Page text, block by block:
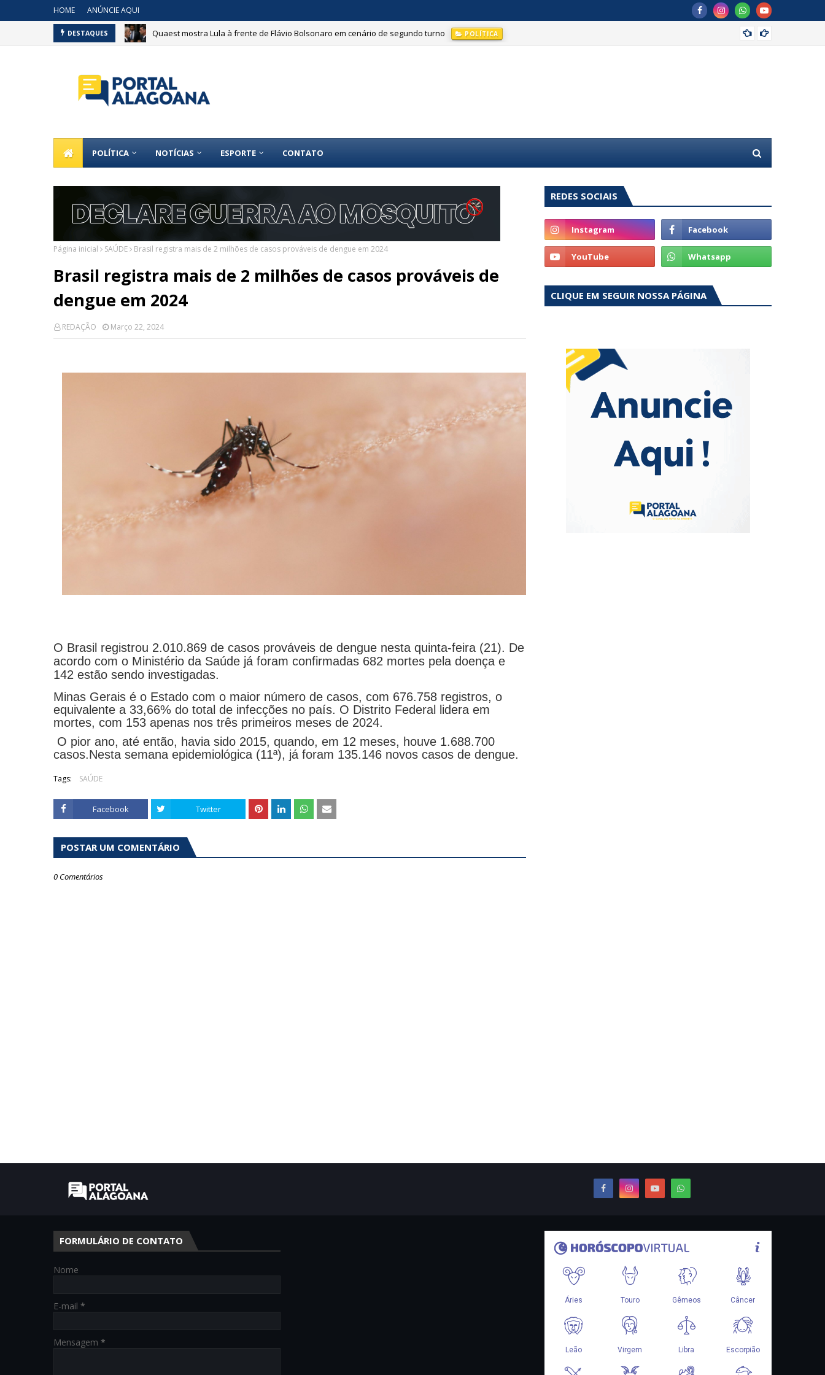
HOME ANÚNCIE AQUI
DESTAQUES Bebê morre após nascer na recepção do Hospital da Cidade; família denuncia negligência
POLÍTICA NOTÍCIAS ESPORTE CONTATO
Página inicial SAÚDE Brasil registra mais de 2 milhões de casos prováveis de dengue em 2024
Brasil registra mais de 2 milhões de casos prováveis de
dengue em 2024
REDAÇÃO Março 22, 2024
O Brasil registrou 2.010.869 de casos prováveis de dengue nesta quinta-feira (21). De
acordo com o Ministério da Saúde já foram confirmadas 682 mortes pela doença e
142 estão sendo investigadas.
Minas Gerais é o Estado com o maior número de casos, com 676.758 registros, o
equivalente a 33,66% do total de infecções no país. O Distrito Federal lidera em
mortes, com 153 apenas nos três primeiros meses de 2024.
O pior ano, até então, havia sido 2015, quando, em 12 meses, houve 1.688.700
casos.Nesta semana epidemiológica (11ª), já foram 135.146 novos casos de dengue.
Tags: SAÚDE
Facebook Twitter
POSTAR UM COMENTÁRIO
0 Comentários
REDES SOCIAIS
CLIQUE EM SEGUIR NOSSA PÁGINA
FORMULÁRIO DE CONTATO
Nome
E-mail *
Mensagem *